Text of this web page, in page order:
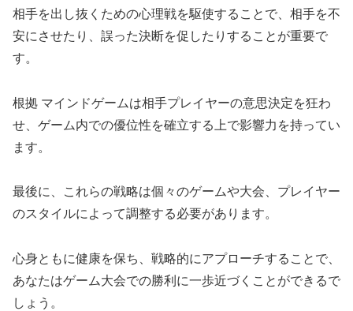
相手を出し抜くための心理戦を駆使することで、相手を不
安にさせたり、誤った決断を促したりすることが重要で
す。
根拠 マインドゲームは相手プレイヤーの意思決定を狂わ
せ、ゲーム内での優位性を確立する上で影響力を持ってい
ます。
最後に、これらの戦略は個々のゲームや大会、プレイヤー
のスタイルによって調整する必要があります。
心身ともに健康を保ち、戦略的にアプローチすることで、
あなたはゲーム大会での勝利に一歩近づくことができるで
しょう。